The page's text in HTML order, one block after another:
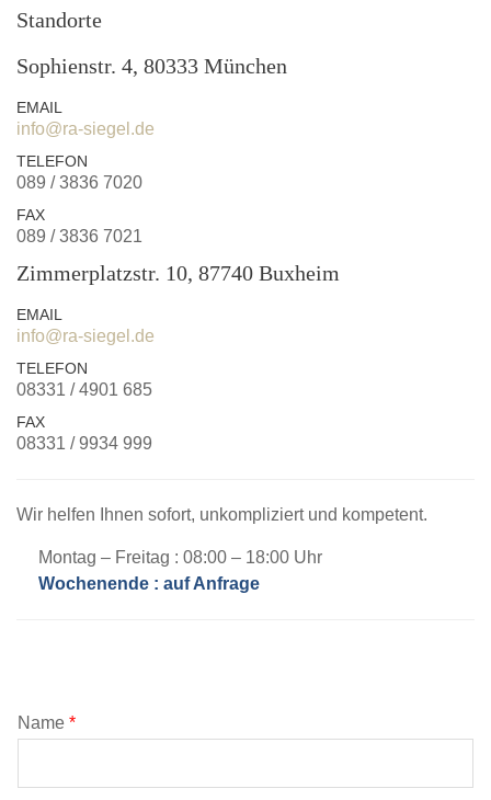
Standorte
Sophienstr. 4, 80333 München
EMAIL
info@ra-siegel.de
TELEFON
089 / 3836 7020
FAX
089 / 3836 7021
Zimmerplatzstr. 10, 87740 Buxheim
EMAIL
info@ra-siegel.de
TELEFON
08331 / 4901 685
FAX
08331 / 9934 999
Wir helfen Ihnen sofort, unkompliziert und kompetent.
Montag – Freitag : 08:00 – 18:00 Uhr
Wochenende : auf Anfrage
Name *